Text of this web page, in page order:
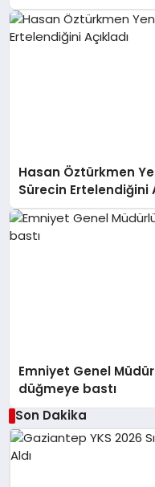
Hasan Öztürkmen
Sürecin Ertelendiğini
Emniyet Genel
düğmeye bastı
Son Dakika